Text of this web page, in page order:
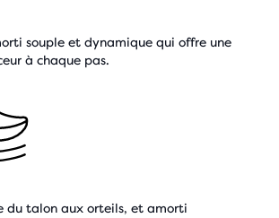
souple et dynamique qui offre une
à chaque pas.
du talon aux orteils, et amorti